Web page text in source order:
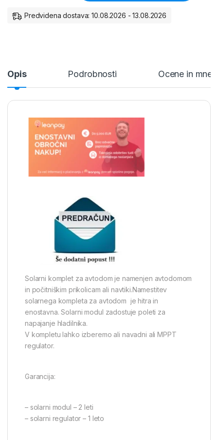
Predvidena dostava: 10.08.2026 - 13.08.2026
Opis Podrobnosti Ocene in
Solarni komplet za avtodom je namenjen avtodomom
in počitniškim prikolicam ali navtiki.Namestitev
solarnega kompleta za avtodom je hitra in
enostavna. Solarni modul zadostuje poleti za
napajanje hladilnika.
V kompletu lahko izberemo ali navadni ali MPPT
regulator.
Garancija:
– solarni modul – 2 leti
– solarni regulator – 1 leto